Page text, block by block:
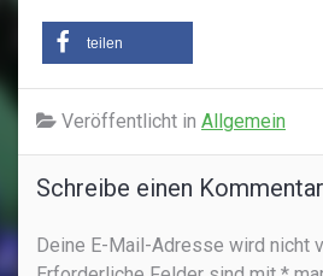
teilen
Veröffentlicht in Allgemein
Schreibe einen Kommentar
Deine E-Mail-Adresse wird nicht